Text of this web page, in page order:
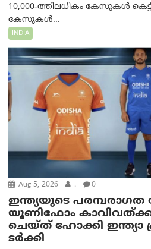
10,000-ത്തിലധികം കേസുകൾ
കേസുകൾ...
INDIA
Aug 5, 2026 . 0
ഇന്ത്യയുടെ പരമ്പരാഗത
യൂണിഫോം
ചെയ്ത് ഹോക്കി ഇന്ത്യാ
ടര്‍ക്കി